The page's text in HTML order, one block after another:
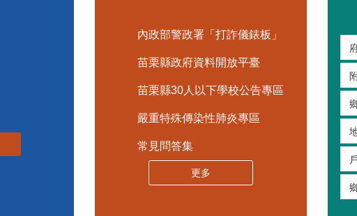
內政部警政署「打詐儀錶板」
苗栗縣政府資料開放平臺
苗栗縣30人以下學校公告專區
嚴重特殊傳染性肺炎專區